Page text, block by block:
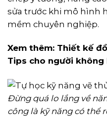
sửa trước khi mô hình
mềm chuyên nghiệp.
Xem thêm: Thiết kế
Tips cho người không
Đừng quá lo lắng về
công là kỹ năng có thể